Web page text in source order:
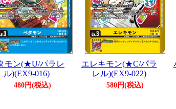
モン(★U/パラレ
ル)(EX9-016)
480円(税込)
エレキモン(★C/パラ
レル)(EX9-022)
580円(税込)